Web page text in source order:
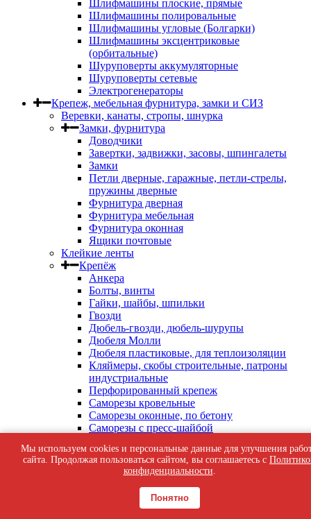
Шлифмашины плоские, прямые
Шлифмашины полировальные
Шлифмашины угловые (Болгарки)
Шлифмашины эксцентриковые
(орбитальные)
Шуруповерты аккумуляторные
Шуруповерты сетевые
Электрогенераторы
Крепеж, мебельная фурнитура, замки и СИЗ
Веревки, канаты, стропы, шнурка
Замки, фурнитура
Доводчики
Завертки, задвижки, засовы, шпингалеты
Замки
Петли дверные, гаражные, петли-стрелы,
пружины дверные
Фурнитура дверная
Фурнитура мебельная
Фурнитура оконная
Ящики почтовые
Клейкие ленты
Крепёж
Анкера
Болты, винты
Гайки, шайбы, шпильки
Гвозди
Дюбель-гвозди, дюбель-шурупы
Дюбеля Молли
Дюбеля пластиковые, для теплоизоляции
Кляймеры, скобы строительные, патроны
индустриальные
Перфорированный крепеж
Саморезы кровельные
Саморезы оконные, по бетону
Саморезы с пресс-шайбой
Такелаж
Тросы, цепи
Шурупы жёлтые универсальные
Шурупы с шестигранной головкой, с
кольцом, с крюком
Мы используем cookies и персональные данные для улучшения
сайта. Продолжая пользоваться сайтом, вы соглашаетесь с
конфиденциальности.
Понятно